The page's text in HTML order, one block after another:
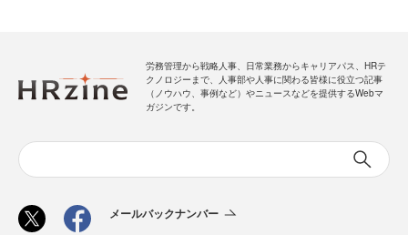
労務管理から戦略人事、日常業務からキャリアパス、HRテ
クノロジーまで、人事部や人事に関わる皆様に役立つ記事
（ノウハウ、事例など）やニュースなどを提供するWebマ
ガジンです。
メールバックナンバー